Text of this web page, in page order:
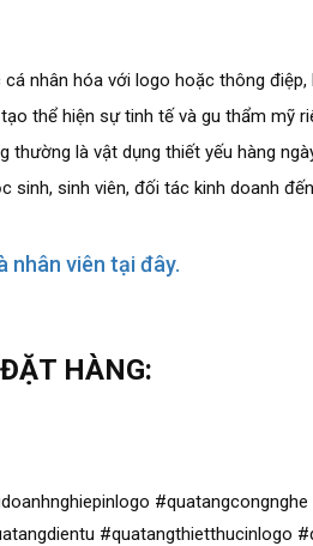
nhân hóa với logo hoặc thông
thể hiện sự tinh tế và gu thẩm mỹ
thường là vật dụng thiết yếu hàng
sinh, sinh viên, đối tác kinh doanh
nhân viên tại đây.
HÀNG:
#quatangthietthucinlogo